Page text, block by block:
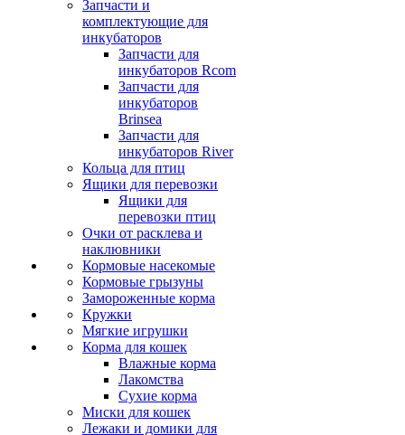
Запчасти и
комплектующие для
инкубаторов
Запчасти для
инкубаторов Rcom
Запчасти для
инкубаторов
Brinsea
Запчасти для
инкубаторов River
Кольца для птиц
Ящики для перевозки
Ящики для
перевозки птиц
Очки от расклева и
наклювники
Кормовые насекомые
Кормовые грызуны
Замороженные корма
Кружки
Мягкие игрушки
Корма для кошек
Влажные корма
Лакомства
Сухие корма
Миски для кошек
Лежаки и домики для